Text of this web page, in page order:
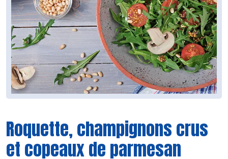
Roquette, champignons crus
et copeaux de parmesan